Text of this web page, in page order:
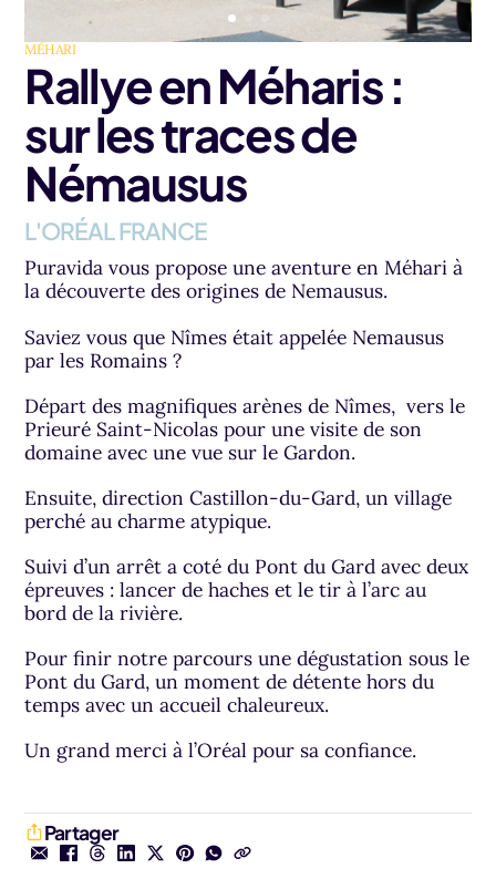
MÉHARI
Rallye en Méharis :
sur les traces de
Némausus
L'ORÉAL FRANCE
Puravida vous propose une aventure en Méhari à
la découverte des origines de Nemausus.
Saviez vous que Nîmes était appelée Nemausus
par les Romains ?
Départ des magnifiques arènes de Nîmes, vers le
Prieuré Saint-Nicolas pour une visite de son
domaine avec une vue sur le Gardon.
Ensuite, direction Castillon-du-Gard, un village
perché au charme atypique.
Suivi d’un arrêt a coté du Pont du Gard avec deux
épreuves : lancer de haches et le tir à l’arc au
bord de la rivière.
Pour finir notre parcours une dégustation sous le
Pont du Gard, un moment de détente hors du
temps avec un accueil chaleureux.
Un grand merci à l’Oréal pour sa confiance.
Partager